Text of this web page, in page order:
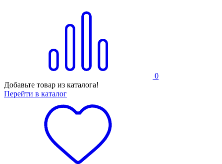
0
Добавьте товар из каталога!
Перейти в каталог